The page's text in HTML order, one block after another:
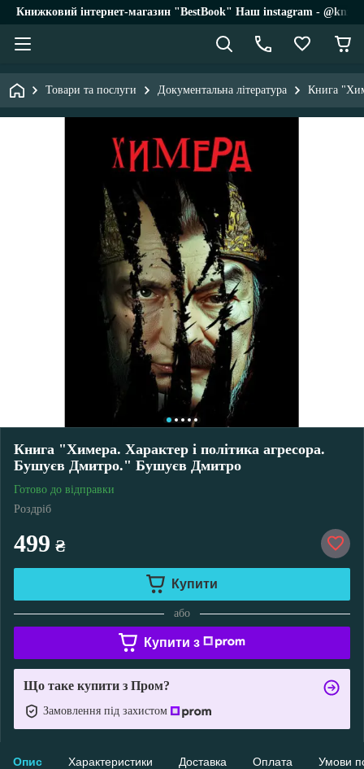
Книжковий інтернет-магазин "BestBook" Наш instagram -
Товари та послуги Документальна література Книга
Книга "Химера. Характер і політика агресора.
Бушуєв Дмитро." Бушуєв Дмитро
Готово до відправки
Роздріб
499 ₴
Купити
або
Купити з
Що таке купити з Пром?
Замовлення під захистом
Опис Характеристики Доставка Оплата Умови